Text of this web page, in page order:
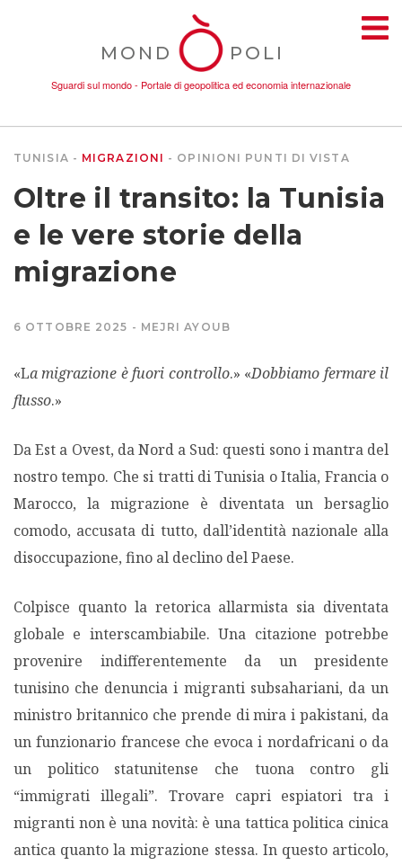
MOND POLI
Sguardi sul mondo - Portale di geopolitica ed economia internazionale
AMBIENTE
CONFLITTI
DONNE
ECONOMIA
POVERTÀ
SALUTE
PUNTI DI VISTA
SGUARDI E VOCI
MONDO IN CIFRE
NAVIGANDO IN RETE
PODCAST EVENTI
TUNISIA MIGRAZIONI OPINIONI PUNTI DI VISTA
Oltre il transito: la Tunisia
e le vere storie della
migrazione
6 OTTOBRE 2025 MEJRI AYOUB
« La migrazione è fuori controllo.» «Dobbiamo fermare il
flusso.»
Da Est a Ovest, da Nord a Sud: questi sono i mantra del
nostro tempo. Che si tratti di Tunisia o Italia, Francia o
Marocco, la migrazione è diventata un bersaglio
comodo, accusata di tutto, dall’identità nazionale alla
disoccupazione, fino al declino del Paese.
Colpisce quanto la retorica allarmista sia diventata
globale e interscambiabile. Una citazione potrebbe
provenire indifferentemente da un presidente
tunisino che denuncia i migranti subsahariani, da un
ministro britannico che prende di mira i pakistani, da
un funzionario francese che evoca i nordafricani o da
un politico statunitense che tuona contro gli
“immigrati illegali”. Trovare capri espiatori tra i
migranti non è una novità: è una tattica politica cinica
antica quanto la migrazione stessa. In questo articolo,